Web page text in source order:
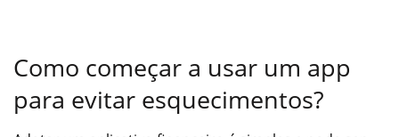
Como começar a usar um app
para evitar esquecimentos?